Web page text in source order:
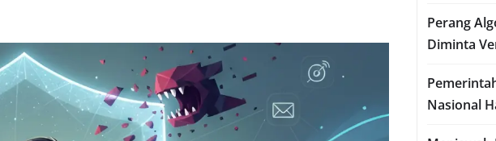
Perang
Diminta
Nasional